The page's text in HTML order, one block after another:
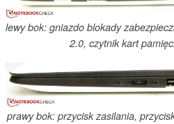
lewy bok: gniazdo blokady
2.0, czytnik kart
prawy bok: przycisk zasilania,